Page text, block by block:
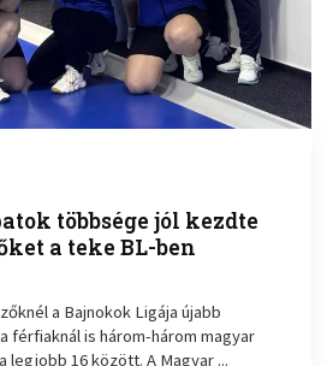
többsége jól kezdte
a teke BL-ben
a Bajnokok Ligája újabb
férfiaknál is három-három magyar
legjobb 16 között. A Magyar ...